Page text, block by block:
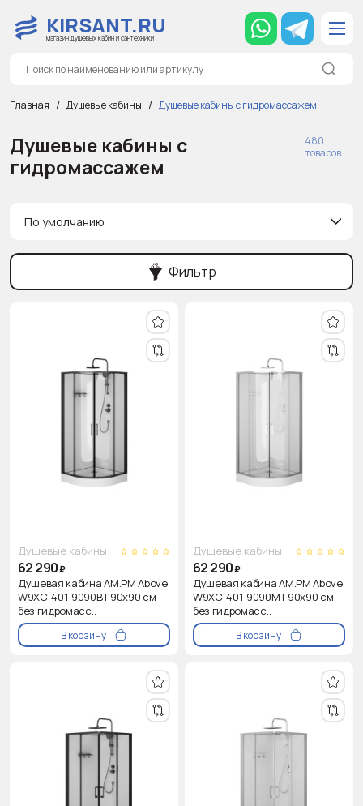
KIRSANT.RU
магазин душевых кабин и сантехники
Главная Душевые кабины Душевые кабины с гидромассажем
Душевые кабины с
гидромассажем
480
товаров
По умолчанию
Фильтр
Душевые кабины
62 290₽
Душевая кабина AM.PM Above
W9XC-401-9090BT 90x90 см
без гидромасс..
В корзину
Душевые кабины
62 290₽
Душевая кабина AM.PM Above
W9XC-401-9090MT 90x90 см
без гидромасс..
В корзину